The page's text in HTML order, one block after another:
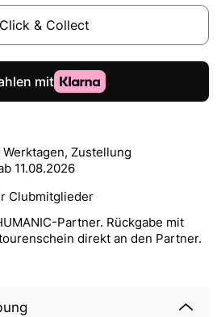
Click & Collect
Zustellung
11.08.2026
Clubmitglieder
Partner. Rückgabe mit
direkt an den Partner.